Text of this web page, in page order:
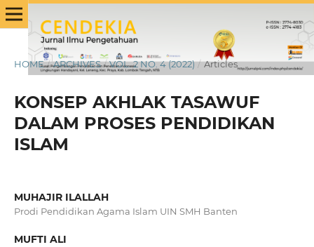
HOME / ARCHIVES / VOL. 2 NO. 4 (2022) / Articles
KONSEP AKHLAK TASAWUF
DALAM PROSES PENDIDIKAN
ISLAM
MUHAJIR ILALLAH
Prodi Pendidikan Agama Islam UIN SMH Banten
MUFTI ALI